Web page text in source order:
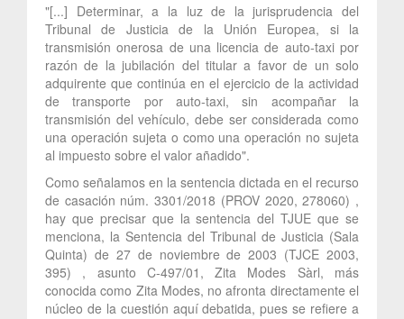
"[...] Determinar, a la luz de la jurisprudencia del
Tribunal de Justicia de la Unión Europea, si la
transmisión onerosa de una licencia de auto-taxi por
razón de la jubilación del titular a favor de un solo
adquirente que continúa en el ejercicio de la actividad
de transporte por auto-taxi, sin acompañar la
transmisión del vehículo, debe ser considerada como
una operación sujeta o como una operación no sujeta
al impuesto sobre el valor añadido".
Como señalamos en la sentencia dictada en el recurso
de casación núm. 3301/2018 (PROV 2020, 278060) ,
hay que precisar que la sentencia del TJUE que se
menciona, la Sentencia del Tribunal de Justicia (Sala
Quinta) de 27 de noviembre de 2003 (TJCE 2003,
395) , asunto C-497/01, Zita Modes Sàrl, más
conocida como Zita Modes, no afronta directamente el
núcleo de la cuestión aquí debatida, pues se refiere a